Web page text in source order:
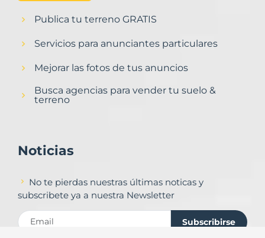
Publica tu terreno GRATIS
Servicios para anunciantes particulares
Mejorar las fotos de tus anuncios
Busca agencias para vender tu suelo &
terreno
Noticias
No te pierdas nuestras últimas noticas y
subscribete ya a nuestra Newsletter
Subscribirse